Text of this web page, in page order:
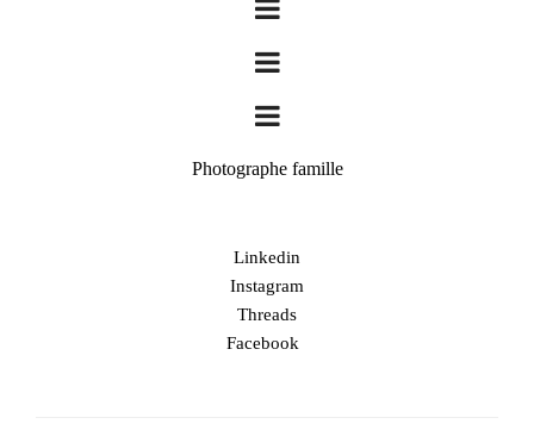
Photographe famille
Linkedin
Instagram
Threads
Facebook